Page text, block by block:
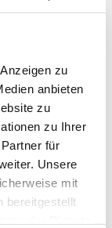
zu
anbieten
zu
zu Ihrer
für
Unsere
mit
bereitgestellt
Instituts IPA
Stuttgart.